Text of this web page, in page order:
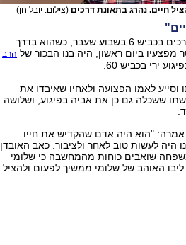
חיים. נהרג בתאונת דרכים (צילום: יובל חן)
שלומי, שנפצע באורח אנוש בתאונת דרכים בכביש 6 בשבוע שעבר, כשהוא בדרך
ביום ראשון, היה בנו הבכור של הרב
ירי בכביש 60.
לאמו הפצועה ולאחיו שאיבדו את
ששכלה גם כן את אביה בפיגוע, ושלושה
אמרה: "הוא היה אדם שהקדיש את חייו
היה לעשות טוב לאחר ולציבור. כאב האובדן
שואבים כוחות מהמחשבה כי שלומי
ליבו האוהב של שלומי ממשיך לפעום ולהציל